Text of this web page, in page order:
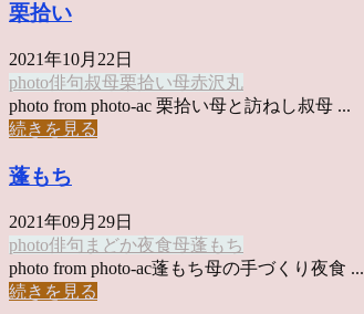
栗拾い
2021年10月22日
photo俳句叔母栗拾い母赤沢丸
photo from photo-ac 栗拾い母と訪ねし叔母 ...
続きを見る
蓬もち
2021年09月29日
photo俳句 まどか夜食母蓬もち
photo from photo-ac蓬もち母の手づくり夜食 ...
続きを見る